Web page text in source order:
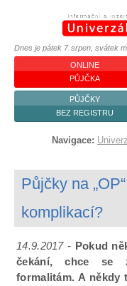
Dnes je pátek 7. srpen, svátek
ONLINE
PŮJČKA
PŮJČKY
BEZ REGISTRU
Navigace:
Půjčky na
komplikací?
14.9.2017 - Pokud
čekání, chce se
formalitám. A někdy